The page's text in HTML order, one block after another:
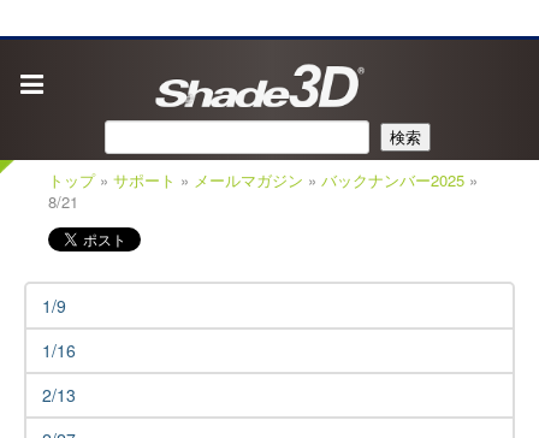
検索
トップ» サポート » メールマガジン » バックナンバー2025 »
8/21
1/9
1/16
2/13